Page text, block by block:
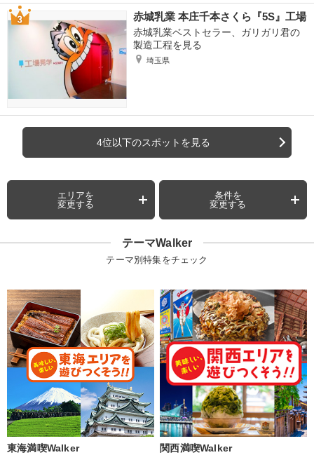
赤城乳業 本庄千本さくら『5S』工場
赤城乳業ベストセラー、ガリガリ君の
製造工程を見る
埼玉県
4位以下のスポットを見る
エリアを
変更する
条件を
変更する
テーマWalker
テーマ別特集をチェック
東海満喫Walker 関西満喫Walker